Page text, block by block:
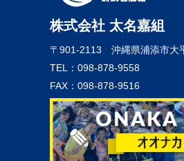
株式会社 太名嘉組
〒901-2113 沖縄県浦添市大
TEL：098-878-9558
FAX：098-878-9516